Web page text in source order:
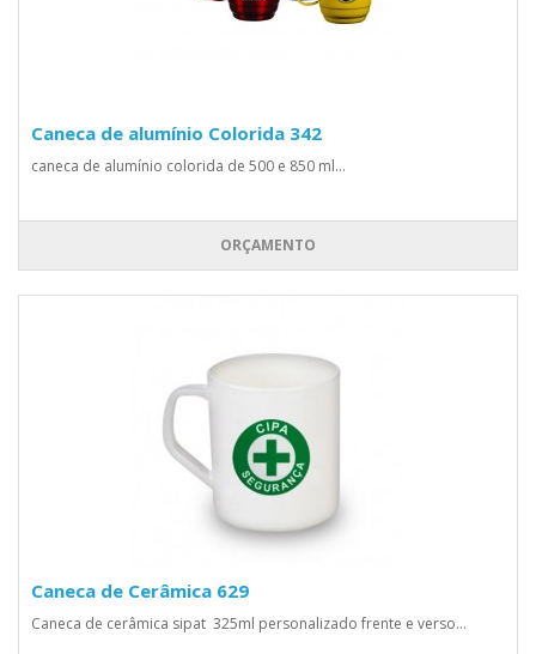
Caneca de alumínio Colorida 342
caneca de alumínio colorida de 500 e 850 ml...
ORÇAMENTO
Caneca de Cerâmica 629
Caneca de cerâmica sipat 325ml personalizado frente e verso...